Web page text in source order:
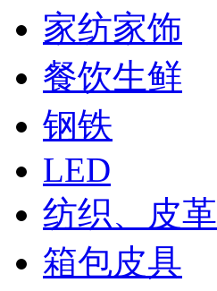
家纺家饰
餐饮生鲜
钢铁
LED
纺织、皮革
箱包皮具